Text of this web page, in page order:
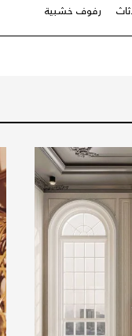
رفوف خشبية